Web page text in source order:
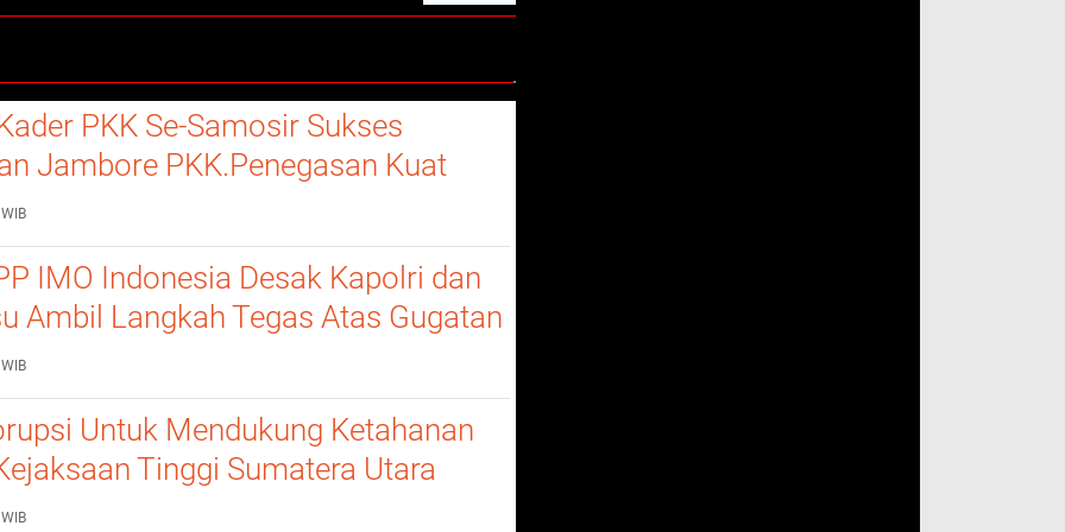
PKK Se-Samosir Sukses
Jambore PKK.Penegasan Kuat
Dalam Membangun
IMO Indonesia Desak Kapolri dan
Ambil Langkah Tegas Atas Gugatan
Untuk Mendukung Ketahanan
Tinggi Sumatera Utara
Hukum Pada Dinas